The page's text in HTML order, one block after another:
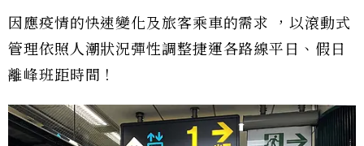
因應疫情的快速變化及旅客乘車的需求 ，以滾動式
管理依照人潮狀況彈性調整捷運各路線平日、假日
離峰班距時間！